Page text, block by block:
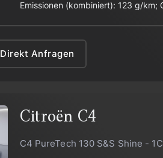
Emissionen (kombiniert): 123 g/km;
Direkt Anfragen
Citroën C4
C4 PureTech 130 S&S Shine - 1C